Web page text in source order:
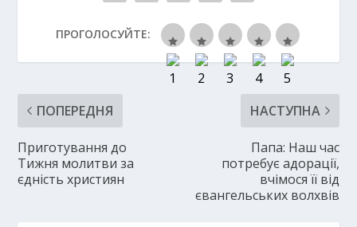
ПРОГОЛОСУЙТЕ:
ПОПЕРЕДНЯ
Приготування до
Тижня молитви за
єдність християн
НАСТУПНА
Папа: Наш час
потребує адорації,
вчімося її від
євангельських волхвів